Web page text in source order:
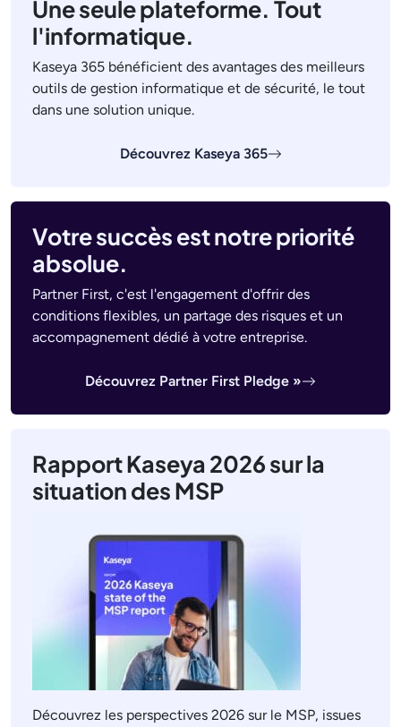
Une seule plateforme. Tout
l'informatique.
Kaseya 365 bénéficient des avantages des meilleurs
outils de gestion informatique et de sécurité, le tout
dans une solution unique.
Découvrez Kaseya 365
Votre succès est notre priorité
absolue.
Partner First, c'est l'engagement d'offrir des
conditions flexibles, un partage des risques et un
accompagnement dédié à votre entreprise.
Découvrez Partner First Pledge »
Rapport Kaseya 2026 sur la
situation des MSP
Découvrez les perspectives 2026 sur le MSP, issues